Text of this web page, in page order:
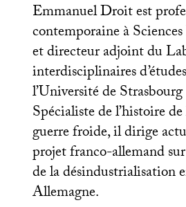
Emmanuel Droit est
contemporaine à
et directeur adjoint du
interdisciplinaires
l’Université de
Spécialiste de l’histoire
guerre froide, il dirige
projet franco-allemand
de la désindustrialisation
Allemagne.